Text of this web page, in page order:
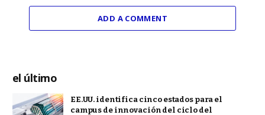
ADD A COMMENT
el último
EE.UU. identifica cinco estados para el
campus de innovación del ciclo del